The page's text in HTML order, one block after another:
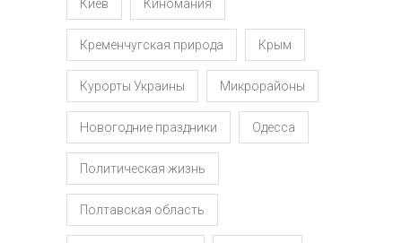
Киев Киномания
Кременчугская природа Крым
Курорты Украины Микрорайоны
Новогодние праздники Одесса
Политическая жизнь
Полтавская область